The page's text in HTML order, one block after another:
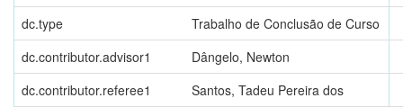
dc.type
Trabalho de Conclusão de Curso
dc.contributor.advisor1
Dângelo, Newton
dc.contributor.referee1
Santos, Tadeu Pereira dos